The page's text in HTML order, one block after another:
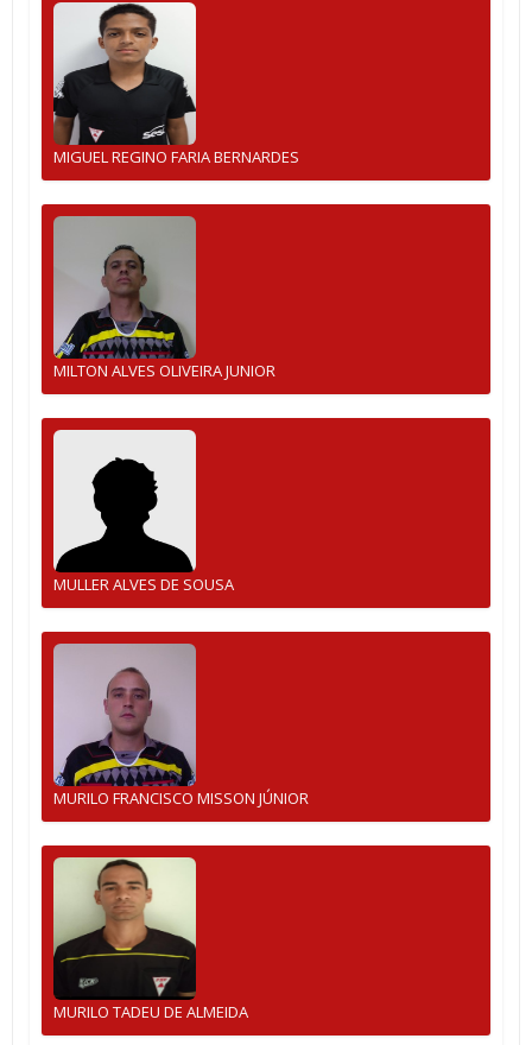
MIGUEL REGINO FARIA BERNARDES
MILTON ALVES OLIVEIRA JUNIOR
MULLER ALVES DE SOUSA
MURILO FRANCISCO MISSON JÚNIOR
MURILO TADEU DE ALMEIDA